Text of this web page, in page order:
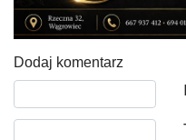
Dodaj komentarz
Tekst komentarza